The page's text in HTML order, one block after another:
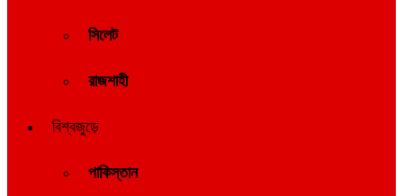
সিলেট
রাজশাহী
বিশ্বজুড়ে
পাকিস্তান